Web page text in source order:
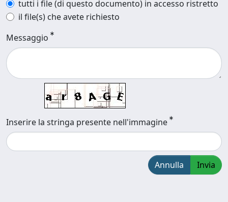
tutti i file (di questo documento) in accesso ristretto
il file(s) che avete richiesto
Messaggio
Inserire la stringa presente nell'immagine
Annulla Invia